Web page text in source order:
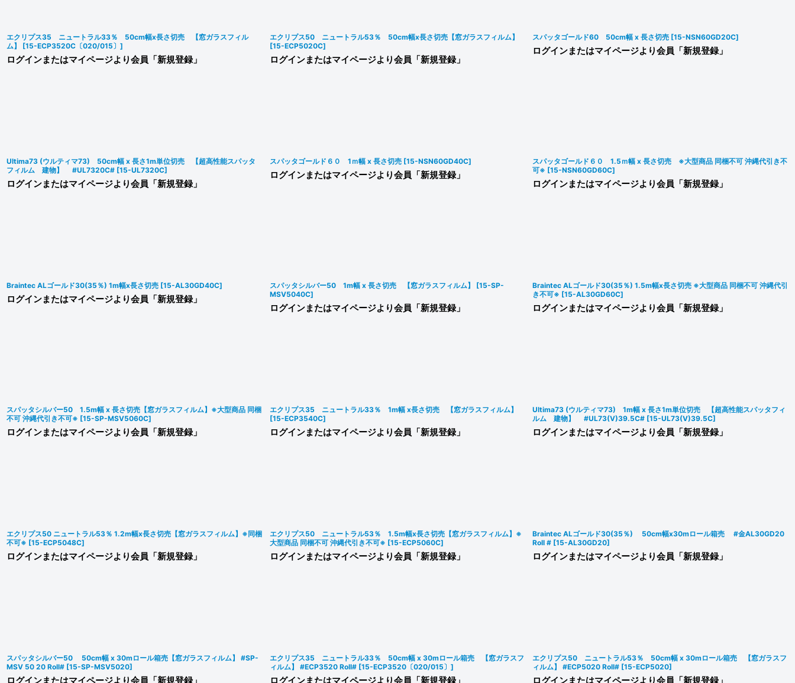
エクリプス35 ニュートラル33％ 50cm幅x長さ切売 【窓ガラスフィル
ム】
[15-ECP3520C〔020/015〕 ]
ログインまたはマイページより会員「新規登録」
エクリプス50 ニュートラル53％ 50cm幅x長さ切売【窓ガラスフィルム】
[15-ECP5020C]
ログインまたはマイページより会員「新規登録」
スパッタゴールド60 50cm幅 x 長さ切売 [15-NSN60GD20C]
ログインまたはマイページより会員「新規登録」
Ultima73 (ウルティマ73) 50cm幅 x 長さ1m単位切売 【超高性能スパッタ
フィルム 建物】 #UL7320C# [15-UL7320C]
ログインまたはマイページより会員「新規登録」
スパッタゴールド６０ 1ｍ幅 x 長さ切売 [15-NSN60GD40C]
ログインまたはマイページより会員「新規登録」
スパッタゴールド６０ 1.5ｍ幅 x 長さ切売 ※大型商品 同梱不可 沖縄代引き不
可※ [15-NSN60GD60C]
ログインまたはマイページより会員「新規登録」
Braintec ALゴールド30(35％) 1m幅x長さ切売 [15-AL30GD40C]
ログインまたはマイページより会員「新規登録」
スパッタシルバー50 1m幅 x 長さ切売 【窓ガラスフィルム】 [15-SP-
MSV5040C]
ログインまたはマイページより会員「新規登録」
Braintec ALゴールド30(35％) 1.5m幅x長さ切売 ※大型商品 同梱不可 沖縄代引
き不可※ [15-AL30GD60C]
ログインまたはマイページより会員「新規登録」
スパッタシルバー50 1.5m幅 x 長さ切売【窓ガラスフィルム】※大型商品 同梱
不可 沖縄代引き不可※ [15-SP-MSV5060C]
ログインまたはマイページより会員「新規登録」
エクリプス35 ニュートラル33％ 1m幅 x長さ切売 【窓ガラスフィルム】
[15-ECP3540C]
ログインまたはマイページより会員「新規登録」
Ultima73 (ウルティマ73) 1m幅 x 長さ1m単位切売 【超高性能スパッタフィ
ルム 建物】 #UL73(V)39.5C# [15-UL73(V)39.5C]
ログインまたはマイページより会員「新規登録」
エクリプス50 ニュートラル53％ 1.2m幅x長さ切売【窓ガラスフィルム】※同梱
不可※ [15-ECP5048C]
ログインまたはマイページより会員「新規登録」
エクリプス50 ニュートラル53％ 1.5m幅x長さ切売【窓ガラスフィルム】※
大型商品 同梱不可 沖縄代引き不可※ [15-ECP5060C]
ログインまたはマイページより会員「新規登録」
Braintec ALゴールド30(35％) 50cm幅x30mロール箱売 #金AL30GD20
Roll # [15-AL30GD20]
ログインまたはマイページより会員「新規登録」
スパッタシルバー50 50cm幅 x 30mロール箱売【窓ガラスフィルム】 #SP-
MSV 50 20 Roll# [15-SP-MSV5020]
ログインまたはマイページより会員「新規登録」
エクリプス35 ニュートラル33％ 50cm幅 x 30mロール箱売 【窓ガラスフ
ィルム】 #ECP3520 Roll# [15-ECP3520〔020/015〕 ]
ログインまたはマイページより会員「新規登録」
エクリプス50 ニュートラル53％ 50cm幅 x 30mロール箱売 【窓ガラスフ
ィルム】 #ECP5020 Roll# [15-ECP5020]
ログインまたはマイページより会員「新規登録」